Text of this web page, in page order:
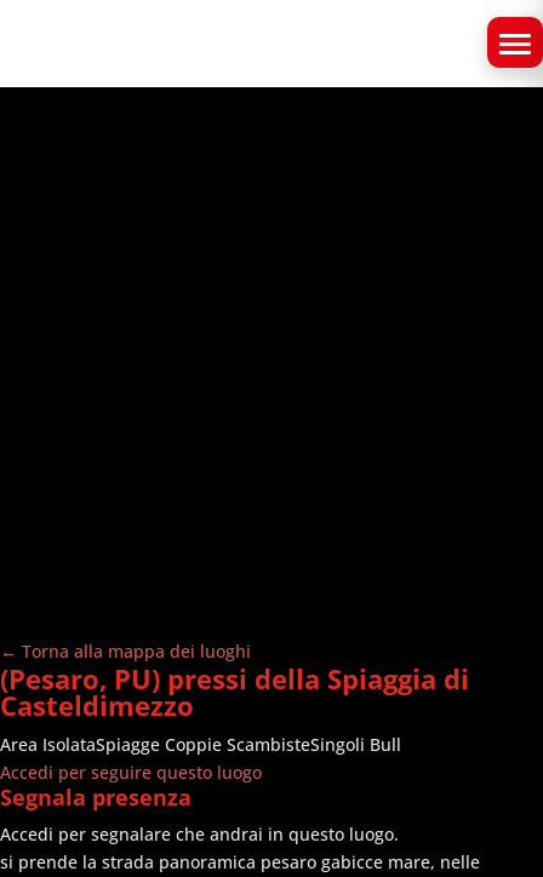
← Torna alla mappa dei luoghi
(Pesaro, PU) pressi della Spiaggia di
Casteldimezzo
Area IsolataSpiagge Coppie ScambisteSingoli Bull
Accedi per seguire questo luogo
Segnala presenza
Accedi per segnalare che andrai in questo luogo.
si prende la strada panoramica pesaro gabicce mare, nelle